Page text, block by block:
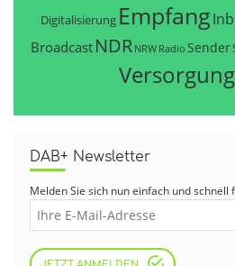
Digitalisierung Empfang
Broadcast NDR NRW Radio Sender
Versorgung
DAB+ Newsletter
Melden Sie sich nun einfach und